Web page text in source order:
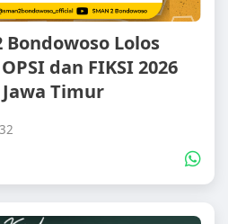
Bondowoso Lolos
dan FIKSI 2026
Timur